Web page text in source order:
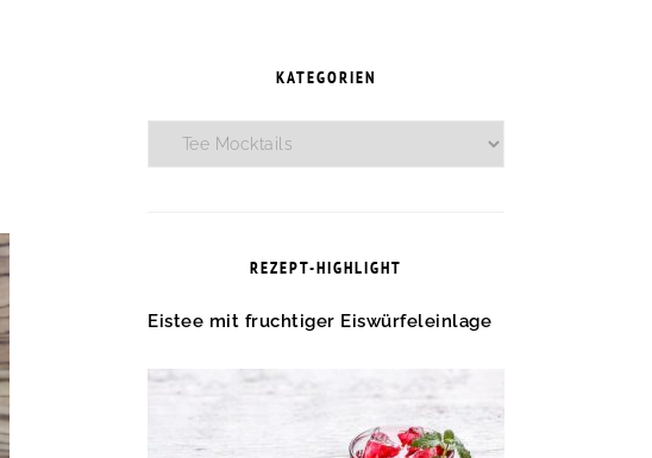
KATEGORIEN
Kategorien
REZEPT-HIGHLIGHT
Eistee mit fruchtiger Eiswürfeleinlage